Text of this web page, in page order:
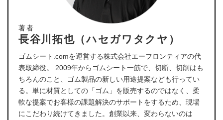
著者
長谷川拓也（ハセガワタクヤ）
ゴムシート.comを運営する株式会社エーフロンティアの代
表取締役。 2009年からゴムシート一筋で、切断、切削はも
ちろんのこと、ゴム製品の新しい用途提案なども行ってい
る。単に材質としての「ゴム」を販売するのではなく、柔
軟な提案でお客様の課題解決のサポートをするため、現場
にこだわり続けてきました。創業以来、変わらないのは